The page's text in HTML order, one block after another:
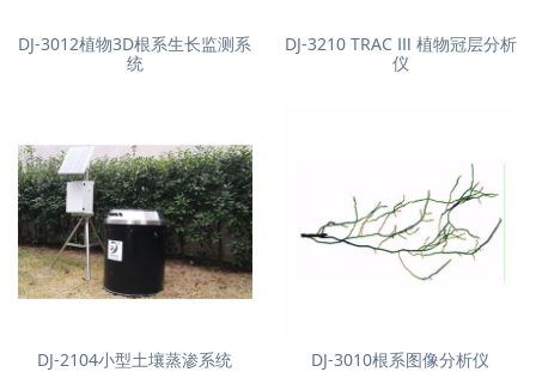
DJ-3012植物3D根系生长监测系
统
DJ-3210 TRAC Ⅲ 植物冠层分析
仪
DJ-2104小型土壤蒸渗系统 DJ-3010根系图像分析仪